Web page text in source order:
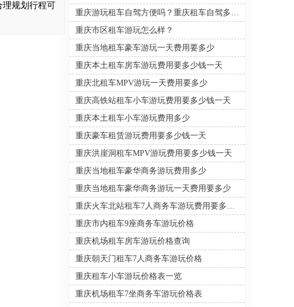
理规划行程可
500元左右，高档豪华车每天要
600-1000元，甚至上千元，自己
旅行普通轿车足够了，有的车
型甚至只有100多块钱。
重庆游玩租车自驾方便吗？重庆租车自驾多少钱一天呢？
重庆市区租车游玩怎么样？
重庆当地租车豪车游玩一天费用要多少
重庆本土租车房车游玩费用要多少钱一天
重庆北租车MPV游玩一天费用要多少
重庆高铁站租车小车游玩费用要多少钱一天
重庆本土租车小车游玩费用多少
重庆豪车租赁游玩费用要多少钱一天
重庆洪崖洞租车MPV游玩费用要多少钱一天
重庆当地租车豪华商务游玩费用多少
重庆当地租车豪华商务游玩一天费用要多少
重庆火车北站租车7人商务车游玩费用要多少钱一天
重庆市内租车9座商务车游玩价格
重庆机场租车房车游玩价格查询
重庆朝天门租车7人商务车游玩价格
重庆租车小车游玩价格表一览
重庆机场租车7坐商务车游玩价格表